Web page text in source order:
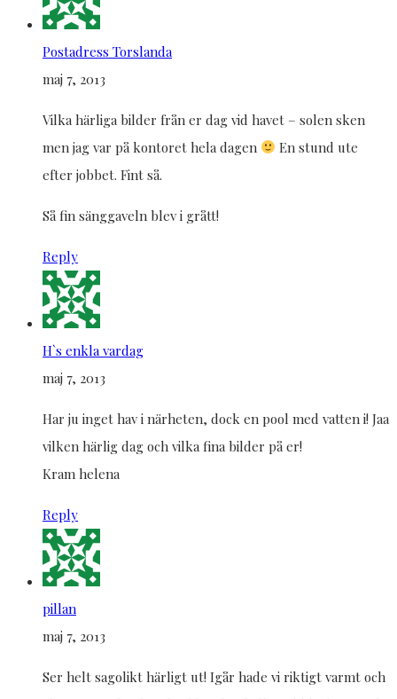
Postadress Torslanda
maj 7, 2013
Vilka härliga bilder från er dag vid havet – solen sken
men jag var på kontoret hela dagen
En stund ute
efter jobbet. Fint så.
Så fin sänggaveln blev i grått!
Reply
H`s enkla vardag
maj 7, 2013
Har ju inget hav i närheten, dock en pool med vatten i! Jaa
vilken härlig dag och vilka fina bilder på er!
Kram helena
Reply
pillan
maj 7, 2013
Ser helt sagolikt härligt ut! Igår hade vi riktigt varmt och